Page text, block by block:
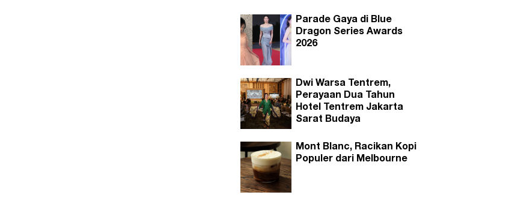
Parade Gaya di Blue
Dragon Series Awards
2026
Dwi Warsa Tentrem,
Perayaan Dua Tahun
Hotel Tentrem Jakarta
Sarat Budaya
Mont Blanc, Racikan Kopi
Populer dari Melbourne